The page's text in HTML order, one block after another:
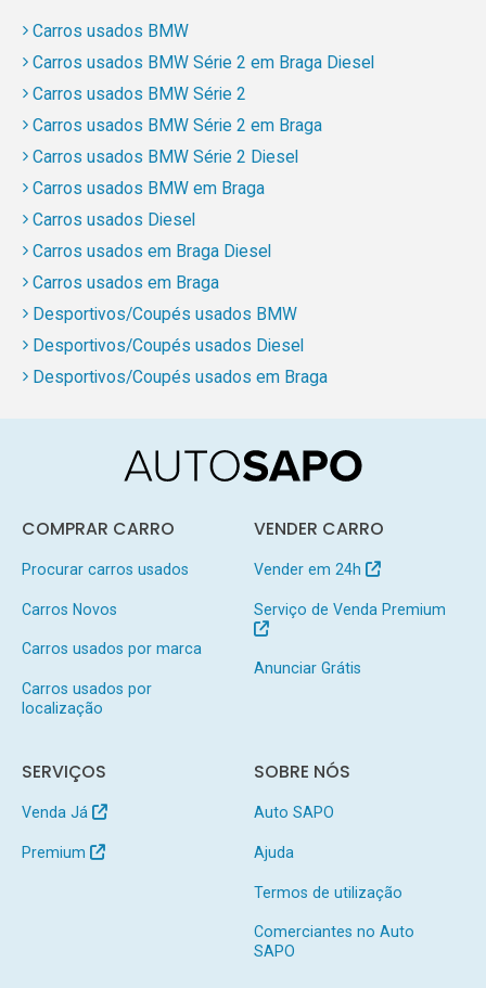
Carros usados BMW
Carros usados BMW Série 2 em Braga Diesel
Carros usados BMW Série 2
Carros usados BMW Série 2 em Braga
Carros usados BMW Série 2 Diesel
Carros usados BMW em Braga
Carros usados Diesel
Carros usados em Braga Diesel
Carros usados em Braga
Desportivos/Coupés usados BMW
Desportivos/Coupés usados Diesel
Desportivos/Coupés usados em Braga
COMPRAR CARRO
Procurar carros usados
Carros Novos
Carros usados por marca
Carros usados por
localização
VENDER CARRO
Vender em 24h
Serviço de Venda Premium
Anunciar Grátis
SERVIÇOS
Venda Já
Premium
SOBRE NÓS
Auto SAPO
Ajuda
Termos de utilização
Comerciantes no Auto
SAPO